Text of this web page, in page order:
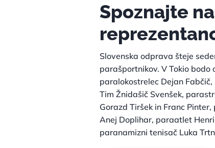
Spoznajte
Slovenska odprava šteje
parašportnikov. V Tokio bodo
paralokostrelec Dejan
Tim Žnidašič Svenšek,
Gorazd Tiršek in Franc
Anej Doplihar, paraatlet
paranamizni tenisač Luka